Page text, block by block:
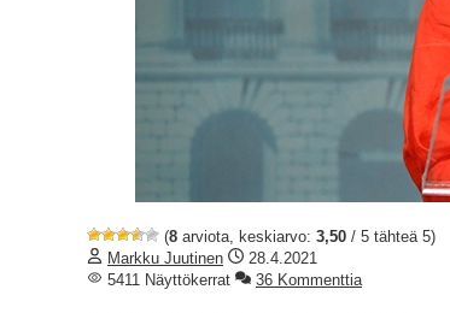
(8 arviota, keskiarvo: 3,50 / 5 tähteä 5)
Markku Juutinen
28.4.2021
5411 Näyttökerrat
36 Kommenttia